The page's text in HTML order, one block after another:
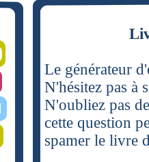
Le générateur
N'hésitez pas à
N'oubliez pas
cette question
spamer le livre